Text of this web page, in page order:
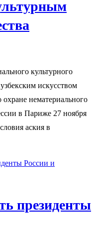
культурного
искусством
нематериального
в Париже 27 ноября
аския в
президенты